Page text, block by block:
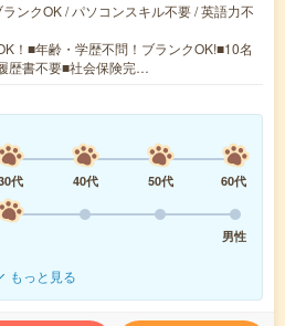
ンクOK / パソコンスキル不要 / 英語力不
！■年齢・学歴不問！ブランクOK!■10名
歴書不要■社会保険完…
代 40代 50代
60代
男性
もっと見る